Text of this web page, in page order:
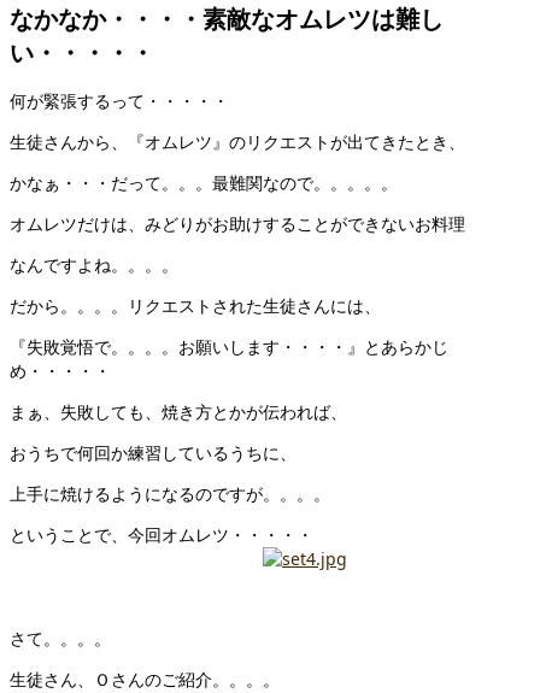
なかなか・・・・素敵なオムレツは難し
い・・・・・
何が緊張するって・・・・・
生徒さんから、『オムレツ』のリクエストが出てきたとき、
かなぁ・・・だって。。。最難関なので。。。。。
オムレツだけは、みどりがお助けすることができないお料理
なんですよね。。。。
だから。。。。リクエストされた生徒さんには、
『失敗覚悟で。。。。お願いします・・・・』とあらかじ
め・・・・・
まぁ、失敗しても、焼き方とかが伝われば、
おうちで何回か練習しているうちに、
上手に焼けるようになるのですが。。。。
ということで、今回オムレツ・・・・・
さて。。。。
生徒さん、Ｏさんのご紹介。。。。